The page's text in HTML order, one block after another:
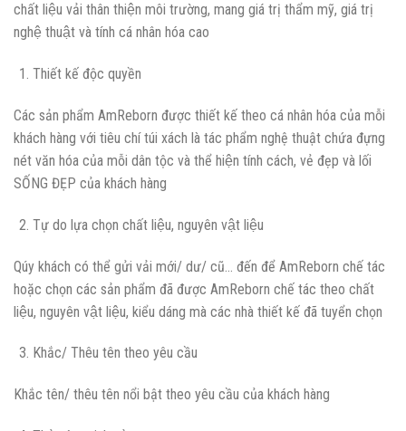
chất liệu vải thân thiện môi trường, mang giá trị thẩm mỹ, giá trị
nghệ thuật và tính cá nhân hóa cao
Thiết kế độc quyền
Các sản phẩm AmReborn được thiết kế theo cá nhân hóa của mỗi
khách hàng với tiêu chí túi xách là tác phẩm nghệ thuật chứa đựng
nét văn hóa của mỗi dân tộc và thể hiện tính cách, vẻ đẹp và lối
SỐNG ĐẸP của khách hàng
Tự do lựa chọn chất liệu, nguyên vật liệu
Qúy khách có thể gửi vải mới/ dư/ cũ… đến để AmReborn chế tác
hoặc chọn các sản phẩm đã được AmReborn chế tác theo chất
liệu, nguyên vật liệu, kiểu dáng mà các nhà thiết kế đã tuyển chọn
Khắc/ Thêu tên theo yêu cầu
Khắc tên/ thêu tên nổi bật theo yêu cầu của khách hàng